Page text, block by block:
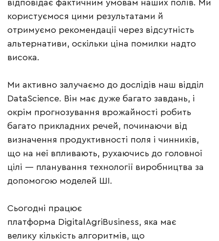
відповідає фактичним умовам наших полів. Ми
користуємося цими результатами й
отримуємо рекомендації через відсутність
альтернативи, оскільки ціна помилки надто
висока.
Ми активно залучаємо до дослідів наш відділ
DataScience. Він має дуже багато завдань, і
окрім прогнозування врожайності робить
багато прикладних речей, починаючи від
визначення продуктивності поля і чинників,
що на неї впливають, рухаючись до головної
цілі — планування технології виробництва за
допомогою моделей ШІ.
Сьогодні працює
платформа DigitalAgriBusiness, яка має
велику кількість алгоритмів, що